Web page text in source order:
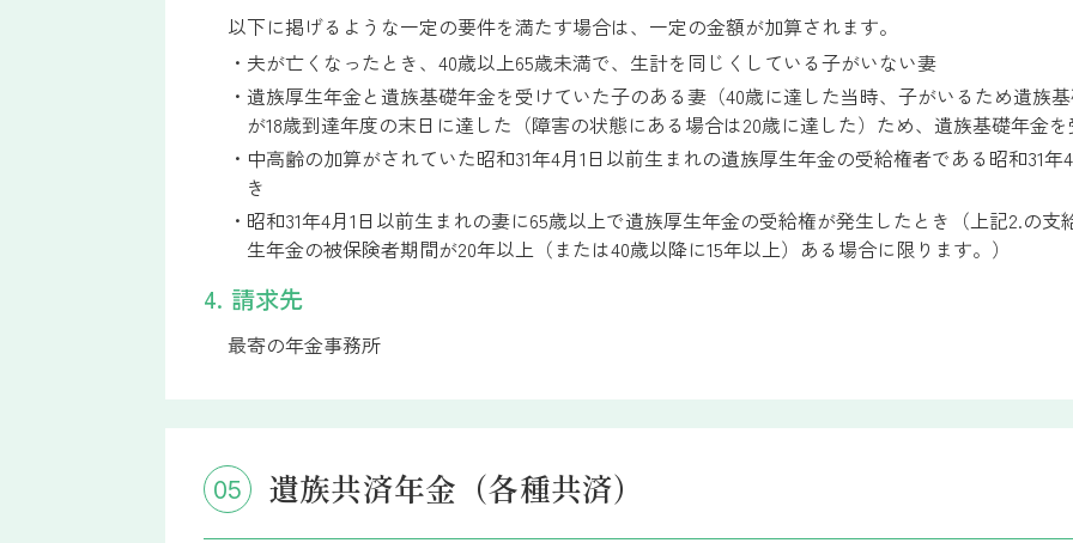
以下に掲げるような一定の要件を満たす場合は、一定の金額が加算されます。
・夫が亡くなったとき、40歳以上65歳未満で、生計を同じくしている子がいない妻
・遺族厚生年金と遺族基礎年金を受けていた子のある妻（40歳に達した当時、子がいるため遺族
が18歳到達年度の末日に達した（障害の状態にある場合は20歳に達した）ため、遺族基礎年金
・中高齢の加算がされていた昭和31年4月1日以前生まれの遺族厚生年金の受給権者である昭和31
き
・昭和31年4月1日以前生まれの妻に65歳以上で遺族厚生年金の受給権が発生したとき（上記2.の
生年金の被保険者期間が20年以上（または40歳以降に15年以上）ある場合に限ります。）
4. 請求先
最寄の年金事務所
05 遺族共済年金（各種共済）